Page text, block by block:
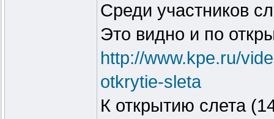
Среди участников
Это видно и по
http://www.kpe.ru/
otkrytie-sleta
К открытию слета